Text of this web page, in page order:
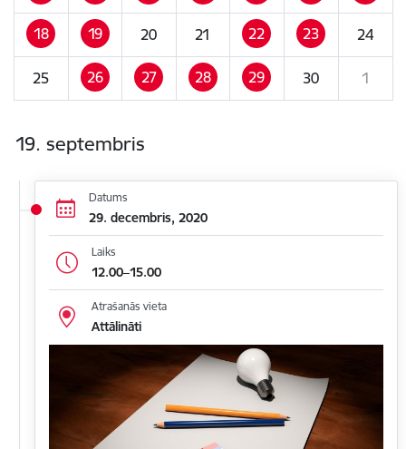
18 19 20 21 22 23 24
25 26 27 28 29 30 1
19. septembris
Datums
29. decembris, 2020
Laiks
12.00–15.00
Atrašanās vieta
Attālināti